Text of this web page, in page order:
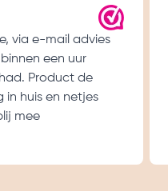
via e-mail advies
een uur
Product de
in huis en netjes
mee